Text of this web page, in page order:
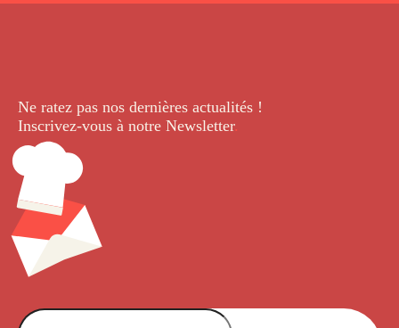
Ne ratez pas nos dernières actualités !
Inscrivez-vous à notre Newsletter.